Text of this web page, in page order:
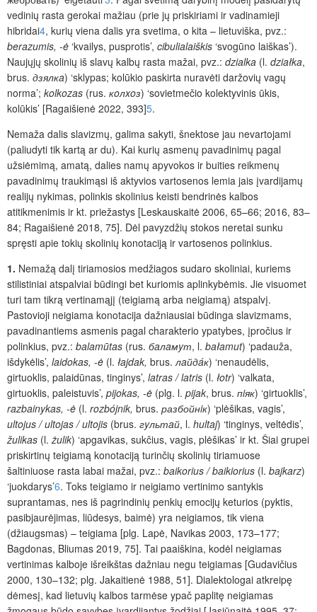
vedinių rasta gerokai mažiau (prie jų priskiriami ir vadinamieji
hibridai4, kurių viena dalis yra svetima, o kita – lietuviška, pvz.:
berazumis, -ė ‘kvailys, pusprotis’, cibulialaiškis ‘svogūno laiškas’).
Naujųjų skolinių iš slavų kalbų rasta mažai, pvz.: dzialka (l. działka,
brus. дзялкa) ‘sklypas; kolūkio paskirta nuravėti daržovių vagų
norma’; kolkozas (rus. кoлxoз) ‘sovietmečio kolektyvinis ūkis,
kolūkis’ [Ragaišienė 2022, 393]5.
Nemaža dalis slavizmų, galima sakyti, šnektose jau nevartojami
(paliudyti tik kartą ar du). Kai kurių asmenų pavadinimų pagal
užsiėmimą, amatą, dalies namų apyvokos ir buities reikmenų
pavadinimų traukimąsi iš aktyvios vartosenos lemia jais įvardijamų
realijų nykimas, polinkis skolinius keisti bendrinės kalbos
atitikmenimis ir kt. priežastys [Leskauskaitė 2006, 65–66; 2016, 83–
84; Ragaišienė 2018, 75]. Dėl pavyzdžių stokos neretai sunku
spręsti apie tokių skolinių konotaciją ir vartosenos polinkius.
1. Nemažą dalį tiriamosios medžiagos sudaro skoliniai, kuriems
stilistiniai atspalviai būdingi bet kuriomis aplinkybėmis. Jie visuomet
turi tam tikrą vertinamąjį (teigiamą arba neigiamą) atspalvį.
Pastovioji neigiama konotacija dažniausiai būdinga slavizmams,
pavadinantiems asmenis pagal charakterio ypatybes, įpročius ir
polinkius, pvz.: balamūtas (rus. бaлaмyт, l. bałamut) ‘padauža,
išdykėlis’, laidokas, -ė (l. łajdak, brus.лaйдáк) ‘nenaudėlis,
girtuoklis, palaidūnas, tinginys’, latras / latris (l. łotr) ‘valkata,
girtuoklis, paleistuvis’, pijokas, -ė (plg. l. pijak, brus. пiяк) ‘girtuoklis’,
razbainykas, -ė (l. rozbójnik, brus. разбойнiк) ‘plėšikas, vagis’,
ultojus / ultojas / ultojis (brus. гyльтaй, l. hultaj) ‘tinginys, veltėdis’,
žulikas (l.żulik) ‘apgavikas, sukčius, vagis, plėšikas’ ir kt. Šiai grupei
priskirtinų teigiamą konotaciją turinčių skolinių tiriamuose
šaltiniuose rasta labai mažai, pvz.: baikorius / baikiorius (l. bajkarz)
‘juokdarys’6. Toks teigiamo ir neigiamo vertinimo santykis
suprantamas, nes iš pagrindinių penkių emocijų keturios (pyktis,
pasibjaurėjimas, liūdesys, baimė) yra neigiamos, tik viena
(džiaugsmas) – teigiama [plg. Lapė, Navikas 2003, 173–177;
Bagdonas, Bliumas 2019, 75]. Tai paaiškina, kodėl neigiamas
vertinimas kalboje išreikštas dažniau negu teigiamas [Gudavičius
2000, 130–132; plg. Jakaitienė 1988, 51]. Dialektologai atkreipę
dėmesį, kad lietuvių kalbos tarmėse ypač paplitę neigiamas